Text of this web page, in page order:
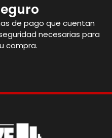
de pago que cuentan
necesarias para
compra.